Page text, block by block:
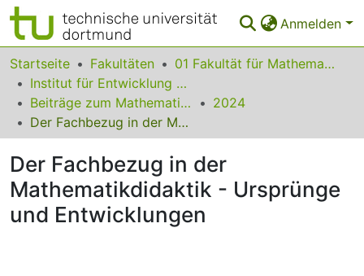
Anmelden
Bereiche & Sammlungen
Das gesamte Repositorium
Statistiken
FAQ
Leitlinien
Zurück zur Startseite
Startseite Fakultäten
01 Fakultät für Mathematik
Institut für Entwicklung und Erforschung des Mathematikunterrichts
Beiträge zum Mathematikunterricht
2024
Der Fachbezug in der Mathematikdidaktik - Ursprünge und Entwicklungen
Der Fachbezug in der
Mathematikdidaktik - Ursprünge
und Entwicklungen